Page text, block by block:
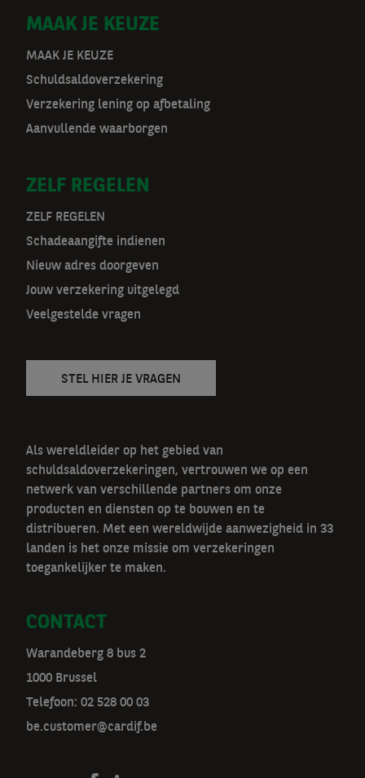
D
o
o
r
a
t
n
a
v
MAAK JE KEUZE
MAAK JE KEUZE
Schuldsaldoverzekering
Verzekering lening op afbetaling
Aanvullende waarborgen
ZELF REGELEN
ZELF REGELEN
Schadeaangifte indienen
Nieuw adres doorgeven
Jouw verzekering uitgelegd
Veelgestelde vragen
STEL HIER JE VRAGEN
Als wereldleider op het gebied van
schuldsaldoverzekeringen, vertrouwen we op een
netwerk van verschillende partners om onze
producten en diensten op te bouwen en te
distribueren. Met een wereldwijde aanwezigheid in 33
landen is het onze missie om verzekeringen
toegankelijker te maken.
CONTACT
Warandeberg 8 bus 2
1000 Brussel
Telefoon: 02 528 00 03
be.customer@cardif.be